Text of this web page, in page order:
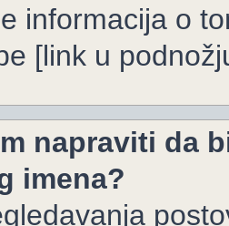
informacija o
[link u
napraviti da
imena?